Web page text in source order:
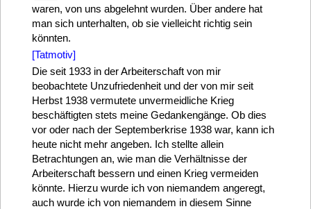
waren, von uns abgelehnt wurden. Über andere hat
man sich unterhalten, ob sie vielleicht richtig sein
könnten.
[Tatmotiv]
Die seit 1933 in der Arbeiterschaft von mir
beobachtete Unzufriedenheit und der von mir seit
Herbst 1938 vermutete unvermeidliche Krieg
beschäftigten stets meine Gedankengänge. Ob dies
vor oder nach der Septemberkrise 1938 war, kann ich
heute nicht mehr angeben. Ich stellte allein
Betrachtungen an, wie man die Verhältnisse der
Arbeiterschaft bessern und einen Krieg vermeiden
könnte. Hierzu wurde ich von niemandem angeregt,
auch wurde ich von niemandem in diesem Sinne